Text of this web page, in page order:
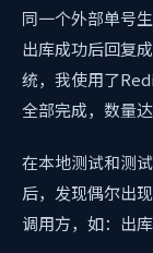
同一个外部单号
出库成功后回复
统，我使用了
全部完成，数量
在本地测试和测
后，发现偶尔出
调用方，如：出